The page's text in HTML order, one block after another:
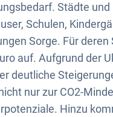
Städte
Schulen,
Sorge. Für
auf. Aufgrund der
deutliche
nur zur CO2-
Hinzu